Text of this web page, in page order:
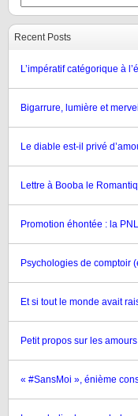
Recent Posts
L’impératif catégorique à
Bigarrure, lumière et
Le diable est-il privé
Lettre à Booba le
Promotion éhontée : la PNL
Psychologies de comptoir
Et si tout le monde avait
Petit propos sur les
« #SansMoi », énième